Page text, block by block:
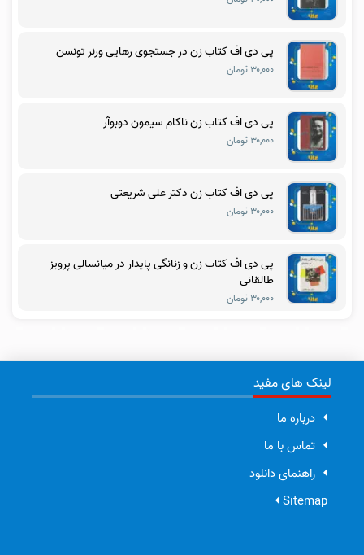
پی دی اف کتاب زن در جستجوی رهایی ورنر تونسن
۳۰,۰۰۰ تومان
پی دی اف کتاب زن ناکام سیمون دوبوآر
۳۰,۰۰۰ تومان
پی دی اف کتاب زن دکتر علی شریعتی
۳۰,۰۰۰ تومان
پی دی اف کتاب زن و زنانگی پایدار در میانسالی پرویز
طالقانی
۳۰,۰۰۰ تومان
لینک های مفید
درباره ما
تماس با ما
راهنمای دانلود
Sitemap